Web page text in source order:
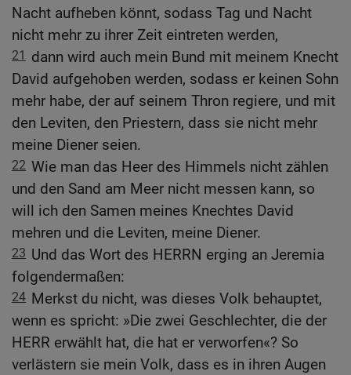
Nacht aufheben könnt, sodass Tag und Nacht
nicht mehr zu ihrer Zeit eintreten werden,
21
dann wird auch mein Bund mit meinem Knecht
David aufgehoben werden, sodass er keinen Sohn
mehr habe, der auf seinem Thron regiere, und mit
den Leviten, den Priestern, dass sie nicht mehr
meine Diener seien.
22 Wie man das Heer des Himmels nicht zählen
und den Sand am Meer nicht messen kann, so
will ich den Samen meines Knechtes David
mehren und die Leviten, meine Diener.
23 Und das Wort des HERRN erging an Jeremia
folgendermaßen:
24 Merkst du nicht, was dieses Volk behauptet,
wenn es spricht: »Die zwei Geschlechter, die der
HERR erwählt hat, die hat er verworfen«? So
verlästern sie mein Volk, dass es in ihren Augen